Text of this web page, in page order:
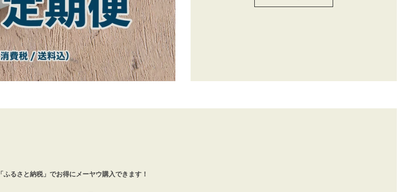
「ふるさと納税」でお得にメーヤウ購入できます！